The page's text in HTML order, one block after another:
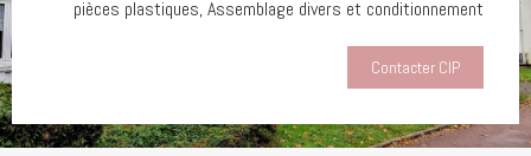
pièces plastiques, Assemblage divers et conditionnement
Contacter CIP